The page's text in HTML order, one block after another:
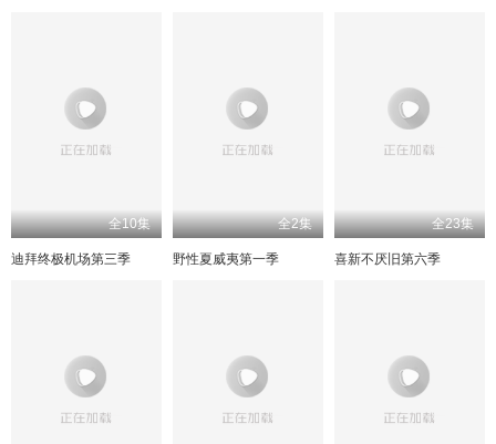
全10集
迪拜终极机场第三季
全2集
野性夏威夷第一季
全23集
喜新不厌旧第六季